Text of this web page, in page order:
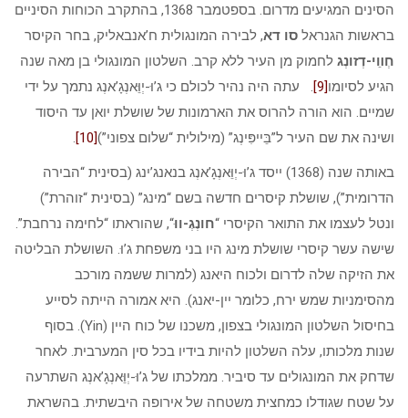
הסינים המגיעים מדרום. בספטמבר 1368, בהתקרב הכוחות הסיניים
בראשות הגנראל סו דא, לבירה המונגולית ח’אנבאליק, בחר הקיסר
חְװֵי-דְזונְג לחמוק מן העיר ללא קרב. השלטון המונגולי בן מאה שנה
הגיע לסיומו[9]
. עתה היה נהיר לכולם כי ג’וּ-יְוֵּאנְגָ’אנְג נתמך על ידי
שמיים. הוא הורה להרוס את הארמונות של שושלת יואן עד היסוד
ושינה את שם העיר ל”בֵּייפִּינְג” (מילולית “שלום צפוני”)[10]
.
באותה שנה (1368) ייסד ג’וּ-יְוֵּאנְגָ’אנְג בנאנג’ינג (בסינית “הבירה
הדרומית”), שושלת קיסרים חדשה בשם “מינג” (בסינית “זוהרת”)
ונטל לעצמו את התואר הקיסרי “חונְגְ-ווּ“, שהוראתו “לחימה נרחבת”.
שישה עשר קיסרי שושלת מינג היו בני משפחת ג’וּ. השושלת הבליטה
את הזיקה שלה לדרום ולכוח היאנג (למרות ששמה מורכב
מהסימניות שמש ירח, כלומר יין-יאנג). היא אמורה הייתה לסייע
בחיסול השלטון המונגולי בצפון, משכנו של כוח היין (Yin). בסוף
שנות מלכותו, עלה השלטון להיות בידיו בכל סין המערבית. לאחר
שדחק את המונגולים עד סיביר. ממלכתו של ג’וּ-יְוֵּאנְגָ’אנְג השתרעה
על שטח שגודלו כמחצית משטחה של אירופה היבשתית. בהשראת